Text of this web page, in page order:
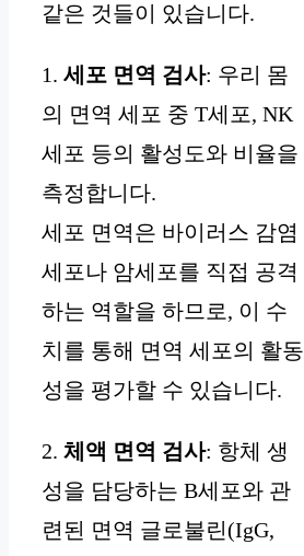
같은 것들이 있습니다.
1. 세포 면역 검사: 우리 몸
의 면역 세포 중 T세포, NK
세포 등의 활성도와 비율을
측정합니다.
세포 면역은 바이러스 감염
세포나 암세포를 직접 공격
하는 역할을 하므로, 이 수
치를 통해 면역 세포의 활동
성을 평가할 수 있습니다.
2. 체액 면역 검사: 항체 생
성을 담당하는 B세포와 관
련된 면역 글로불린(IgG,